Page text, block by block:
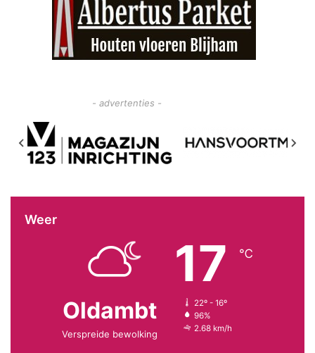
- advertenties -
Weer
Oldambt
Verspreide bewolking
17 ℃
22º - 16º
96%
2.68 km/h